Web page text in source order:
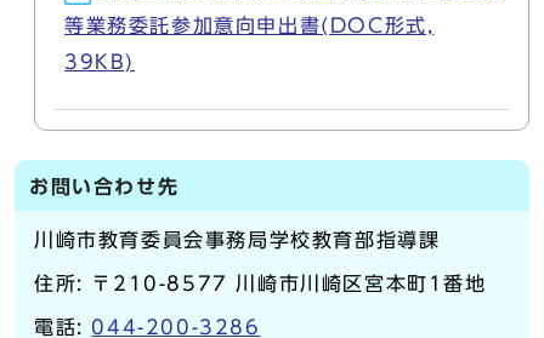
等業務委託参加意向申出書(DOC形式,
39KB)
お問い合わせ先
川崎市教育委員会事務局学校教育部指導課
住所: 〒210-8577 川崎市川崎区宮本町1番地
電話: 044-200-3286